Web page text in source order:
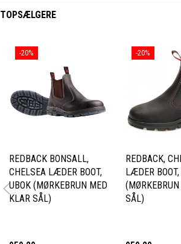
TOPSÆLGERE
-20%
REDBACK BONSALL,
CHELSEA LÆDER BOOT,
UBOK (MØRKEBRUN MED
KLAR SÅL)
-20%
REDBACK,
LÆDER
SÅL)